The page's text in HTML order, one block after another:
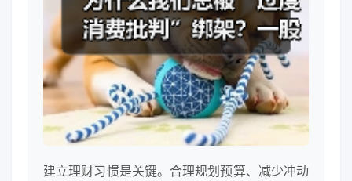
建立理财习惯是关键。合理规划预算、减少冲动